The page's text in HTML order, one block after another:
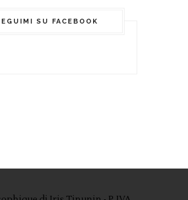
SU FACEBOOK